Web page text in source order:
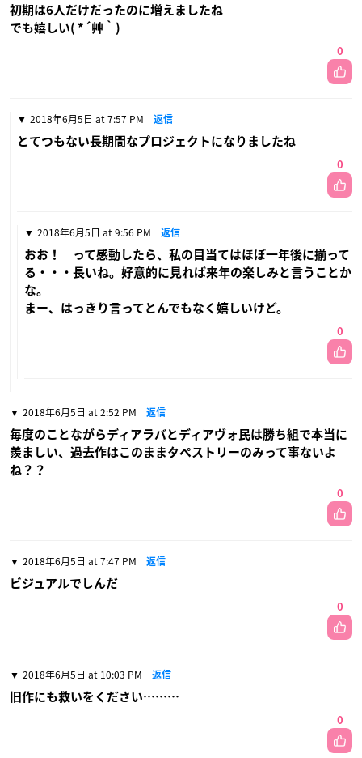
初期は6人だけだったのに増えましたね
でも嬉しい( *´艸｀)
0
2018年6月5日 at 7:57 PM 返信
とてつもない長期間なプロジェクトになりましたね
0
2018年6月5日 at 9:56 PM 返信
おお！ って感動したら、私の目当てはほぼ一年後に揃って
る・・・長いね。好意的に見れば来年の楽しみと言うことか
な。
まー、はっきり言ってとんでもなく嬉しいけど。
0
2018年6月5日 at 2:52 PM 返信
毎度のことながらディアラバとディアヴォ民は勝ち組で本当に
羨ましい、過去作はこのままタペストリーのみって事ないよ
ね？？
0
2018年6月5日 at 7:47 PM 返信
ビジュアルでしんだ
0
2018年6月5日 at 10:03 PM 返信
旧作にも救いをください………
0